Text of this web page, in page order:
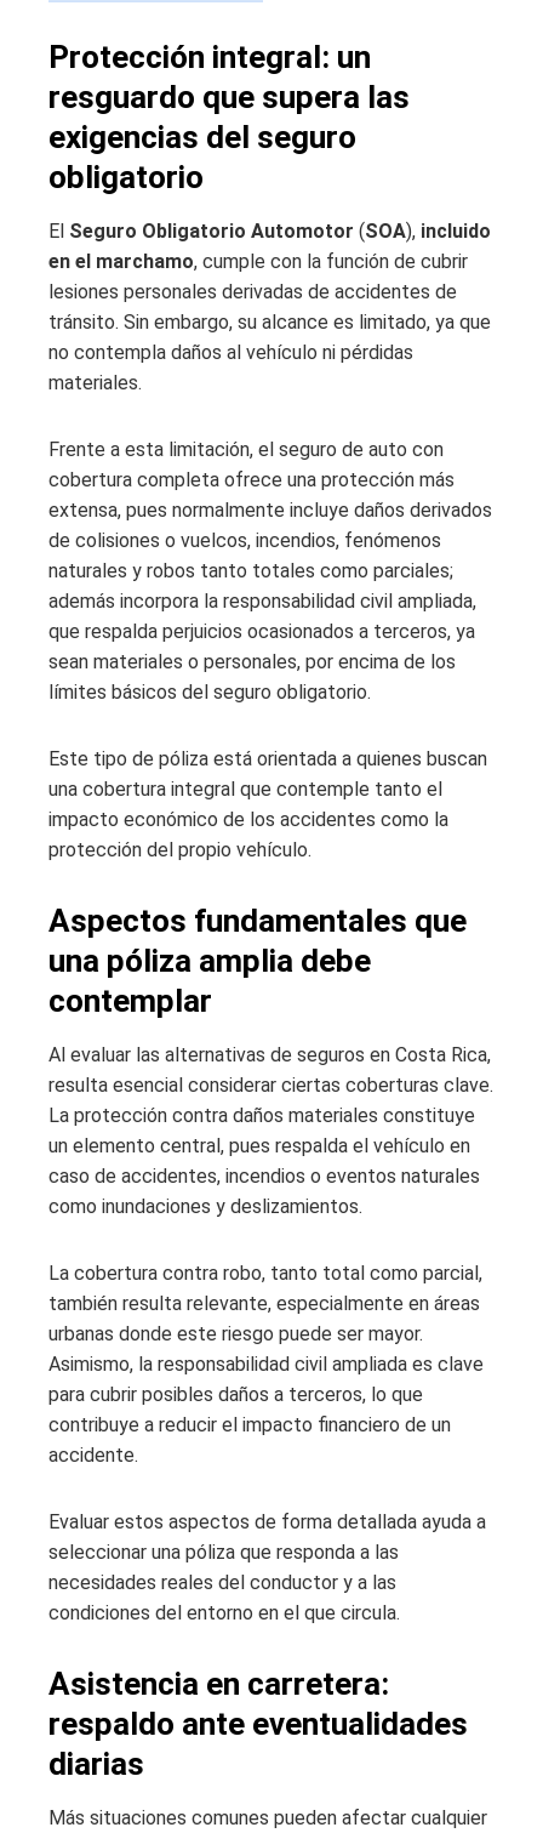
Protección integral: un
resguardo que supera las
exigencias del seguro
obligatorio
El Seguro Obligatorio Automotor (SOA), incluido
en el marchamo, cumple con la función de cubrir
lesiones personales derivadas de accidentes de
tránsito. Sin embargo, su alcance es limitado, ya que
no contempla daños al vehículo ni pérdidas
materiales.
Frente a esta limitación, el seguro de auto con
cobertura completa ofrece una protección más
extensa, pues normalmente incluye daños derivados
de colisiones o vuelcos, incendios, fenómenos
naturales y robos tanto totales como parciales;
además incorpora la responsabilidad civil ampliada,
que respalda perjuicios ocasionados a terceros, ya
sean materiales o personales, por encima de los
límites básicos del seguro obligatorio.
Este tipo de póliza está orientada a quienes buscan
una cobertura integral que contemple tanto el
impacto económico de los accidentes como la
protección del propio vehículo.
Aspectos fundamentales que
una póliza amplia debe
contemplar
Al evaluar las alternativas de seguros en Costa Rica,
resulta esencial considerar ciertas coberturas clave.
La protección contra daños materiales constituye
un elemento central, pues respalda el vehículo en
caso de accidentes, incendios o eventos naturales
como inundaciones y deslizamientos.
La cobertura contra robo, tanto total como parcial,
también resulta relevante, especialmente en áreas
urbanas donde este riesgo puede ser mayor.
Asimismo, la responsabilidad civil ampliada es clave
para cubrir posibles daños a terceros, lo que
contribuye a reducir el impacto financiero de un
accidente.
Evaluar estos aspectos de forma detallada ayuda a
seleccionar una póliza que responda a las
necesidades reales del conductor y a las
condiciones del entorno en el que circula.
Asistencia en carretera:
respaldo ante eventualidades
diarias
Más situaciones comunes pueden afectar cualquier